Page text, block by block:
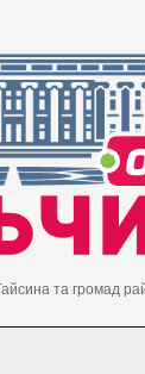
та громад